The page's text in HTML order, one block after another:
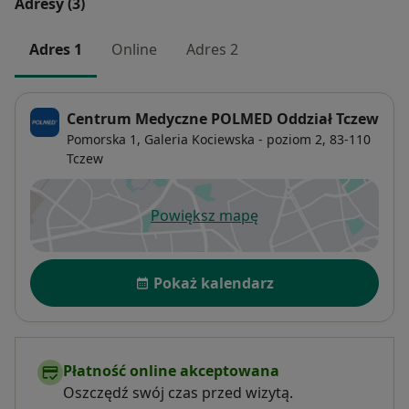
Adres 1 Online Adres 2
Centrum Medyczne POLMED Oddział Tczew
Pomorska 1, Galeria Kociewska - poziom 2, 83-110
Tczew
Powiększ mapęotwiera się w nowej karcie
Dostępność
Pokaż kalendarz
Płatność online akceptowana
Oszczędź swój czas przed wizytą.